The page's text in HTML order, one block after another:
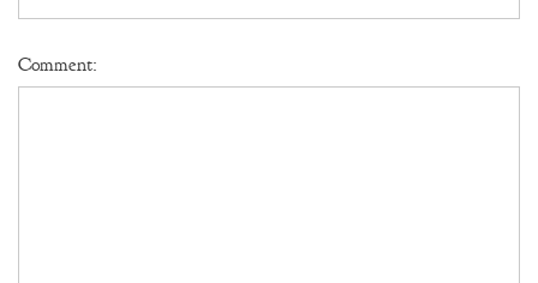
Comment: